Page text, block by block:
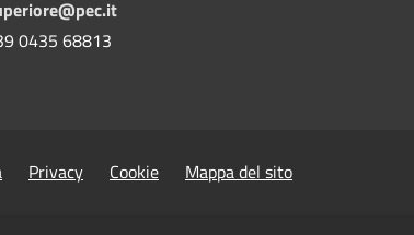
0435 68813
Privacy Cookie Mappa del sito